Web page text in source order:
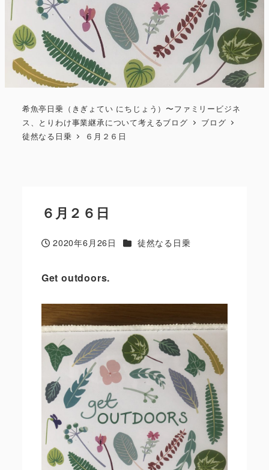
希魚亭日乗（きぎょてい にちじょう）〜ファミリービジネ
ス、とりわけ事業継承について考えるブログ
ブログ
徒然なる日乗
６月２６日
６月２６日
投稿日
2020年6月26日 カテゴリー
徒然なる日乗
Get outdoors.